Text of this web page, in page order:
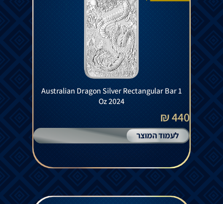
Australian Dragon Silver Rectangular Bar 1
Oz 2024
440 ₪
לעמוד המוצר